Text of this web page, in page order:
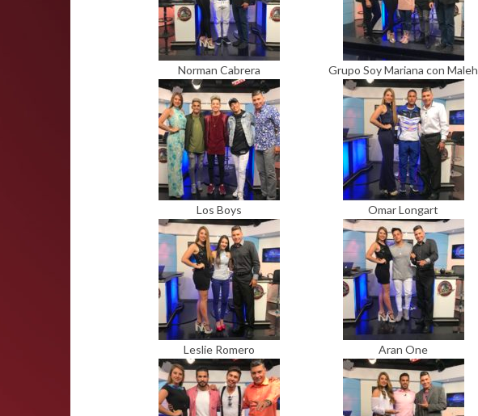
Norman Cabrera Grupo Soy Mariana con Maleh
Los Boys Omar Longart
Leslie Romero Aran One